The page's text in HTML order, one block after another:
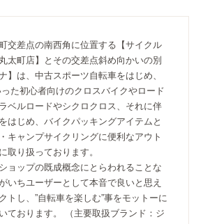
交差点の南西角に位置する【サイクル
太町店】とその交差点斜め向かいの別
】は、中古スポーツ自転車をはじめ、
た初心者向けのクロスバイクやロード
ベルロードやシクロクロス、それに伴
はじめ、バイクパッキングアイテムと
キャンプサイクリングに便利なアウト
取り扱っております。
ョップの既成概念にとらわれることな
いちユーザーとして本音で良いと思え
トし、”自転車を楽しむ”事をモットーに
ております。 （主要取扱ブランド：ジ